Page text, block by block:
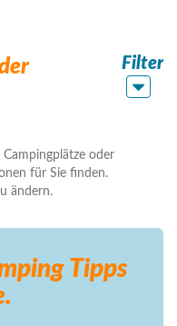
Filter
oder
für Sie finden.
ändern.
Tipps